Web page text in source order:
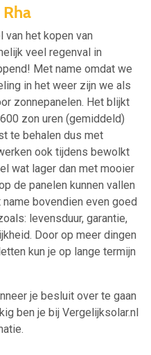
het kopen van
veel regenval in
Met name omdat we
in het weer zijn we als
zonnepanelen. Het blijkt
zon uren (gemiddeld)
te behalen dus met
ook tijdens bewolkt
wat lager dan met mooier
de panelen kunnen vallen
bovendien even goed
levensduur, garantie,
Door op meer dingen
kun je op lange termijn
je besluit over te gaan
ben je bij Vergelijksolar.nl